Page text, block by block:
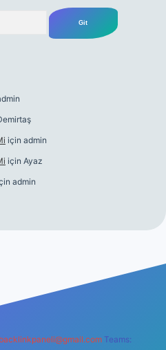
için admin
için Ayaz
admin
backlinkpaneli@gmail.com Teams: